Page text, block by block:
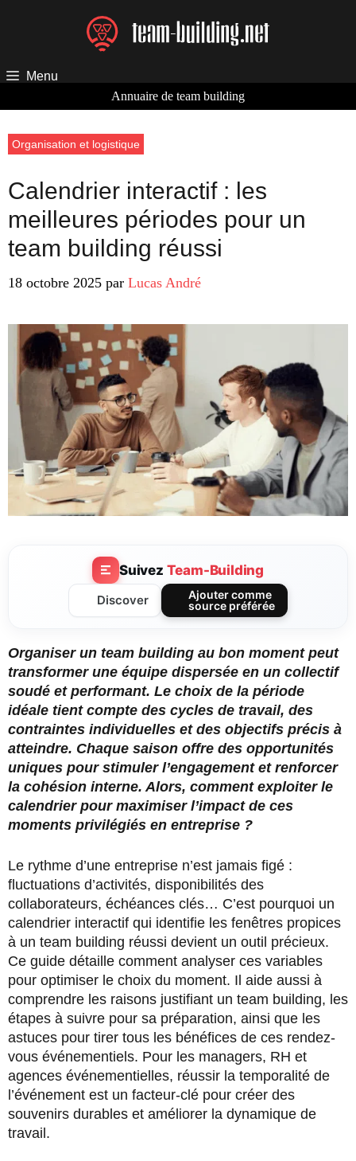
Menu
Annuaire de team building
Organisation et logistique
Calendrier interactif : les
meilleures périodes pour un
team building réussi
18 octobre 2025 par Lucas André
Suivez Team-Building
Discover
Ajouter comme
source préférée
Organiser un team building au bon moment peut
transformer une équipe dispersée en un collectif
soudé et performant. Le choix de la période
idéale tient compte des cycles de travail, des
contraintes individuelles et des objectifs précis à
atteindre. Chaque saison offre des opportunités
uniques pour stimuler l’engagement et renforcer
la cohésion interne. Alors, comment exploiter le
calendrier pour maximiser l’impact de ces
moments privilégiés en entreprise ?
Le rythme d’une entreprise n’est jamais figé :
fluctuations d’activités, disponibilités des
collaborateurs, échéances clés… C’est pourquoi un
calendrier interactif qui identifie les fenêtres propices
à un team building réussi devient un outil précieux.
Ce guide détaille comment analyser ces variables
pour optimiser le choix du moment. Il aide aussi à
comprendre les raisons justifiant un team building, les
étapes à suivre pour sa préparation, ainsi que les
astuces pour tirer tous les bénéfices de ces rendez-
vous événementiels. Pour les managers, RH et
agences événementielles, réussir la temporalité de
l’événement est un facteur-clé pour créer des
souvenirs durables et améliorer la dynamique de
travail.